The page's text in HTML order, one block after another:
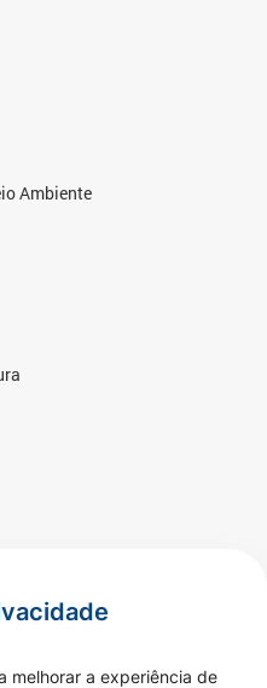
Ambiente
melhorar a experiência de